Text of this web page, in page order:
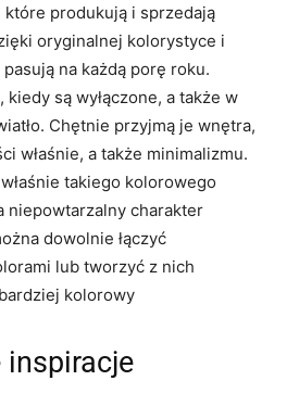
produkują i sprzedają
oryginalnej kolorystyce i
na każdą porę roku.
są wyłączone, a także w
Chętnie przyjmą je wnętra,
właśnie, a także minimalizmu.
takiego kolorowego
niepowtarzalny charakter
dowolnie łączyć
lub tworzyć z nich
kolorowy
inspiracje